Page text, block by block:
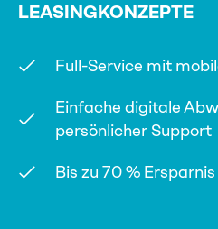
LEASINGKONZEPTE
Full-Service mit
Einfache digitale
persönlicher Support
Bis zu 70 %